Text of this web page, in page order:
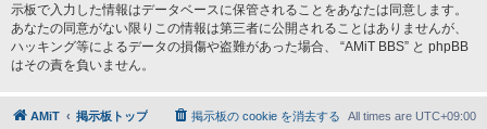
示板で入力した情報はデータベースに保管されることをあなたは同意します。
あなたの同意がない限りこの情報は第三者に公開されることはありませんが、
ハッキング等によるデータの損傷や盗難があった場合、 “AMiT BBS” と phpBB
はその責を負いません。
AMiT 掲示板トップ All times are UTC+09:00
掲示板の cookie を消去する